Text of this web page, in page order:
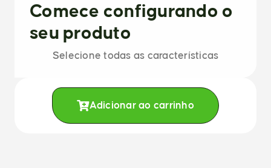
Comece configurando o
seu produto
Selecione todas as características
Adicionar ao carrinho